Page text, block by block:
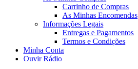
Carrinho de Compras
As Minhas Encomendas
Informações Legais
Entregas e Pagamentos
Termos e Condições
Minha Conta
Ouvir Rádio